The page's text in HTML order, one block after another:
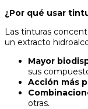
¿Por qué usar
Las tinturas
un extracto
Mayor
sus
Acción más
otras.